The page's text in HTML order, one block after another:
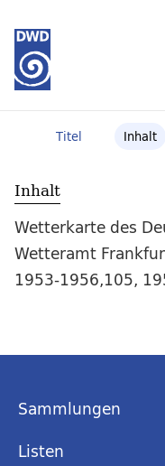
Titel Inhalt
Inhalt
Wetterkarte des
Wetteramt
1953-1956,105,
Sammlungen
Listen